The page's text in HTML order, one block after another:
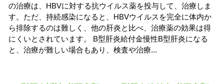
の治療は、HBVに対する抗ウイルス薬を投与して、治療しま
す。ただ、持続感染になると、HBVウイルスを完全に体内か
ら排除するのは難しく、他の肝炎と比べ、治療薬の効果は得
にくいとされています。 B型肝炎給付金慢性B型肝炎になる
と、治療が難しい場合もあり、検査や治療...